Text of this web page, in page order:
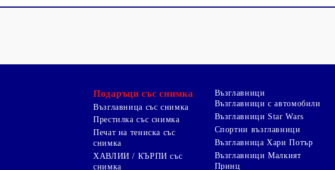
Подаръци със снимка
Възглавница със снимка
Престилка със снимка
Печат на тениска със
снимка
ХАВЛИИ / КЪРПИ със
снимка
Възглавници
Възглавници с автомобили
Възглавници Star Wars
Спортни възглавници
Възглавница Хари Потър
Възглавници Малкият
Принц